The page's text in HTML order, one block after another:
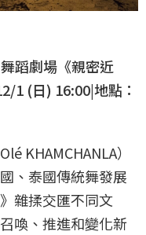
蹈劇場《親密近
1 (日) 16:00|地點：
KHAMCHANLA）
、泰國傳統舞發展
雜揉交匯不同文
喚、推進和變化新